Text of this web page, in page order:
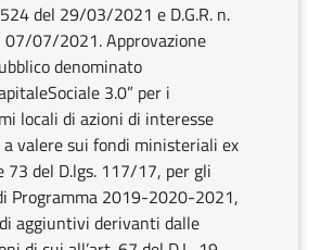
524 del 29/03/2021 e D.G.R. n.
07/07/2021. Approvazione
denominato
3.0” per i
locali di azioni di interesse
a valere sui fondi ministeriali ex
73 del D.lgs. 117/17, per gli
Programma 2019-2020-2021,
aggiuntivi derivanti dalle